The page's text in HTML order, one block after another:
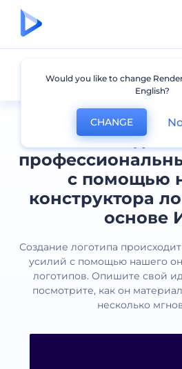
с помощью
конструктора
основе
Создание логотипа
усилий с помощью нашего
логотипов. Опишите свой
посмотрите, как он
несколько
Все логотипы
Would you like to change
English?
CHANGE